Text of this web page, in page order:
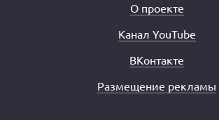
О проекте
Канал YouTube
ВКонтакте
Размещение рекламы